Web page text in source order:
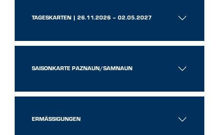
TAGESKARTEN | 26.11.2026 – 02.05.2027
SAISONKARTE PAZNAUN/SAMNAUN
ERMÄSSIGUNGEN